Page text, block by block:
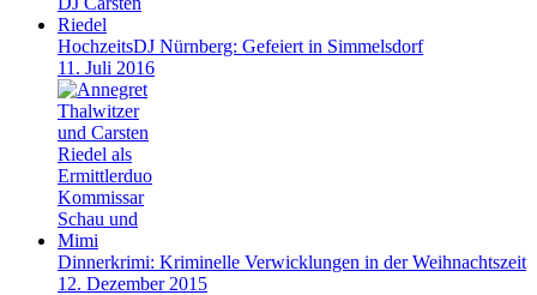
HochzeitsDJ Nürnberg: Gefeiert in Simmelsdorf
11. Juli 2016
Dinnerkrimi: Kriminelle Verwicklungen in der Weihnachtszeit
12. Dezember 2015